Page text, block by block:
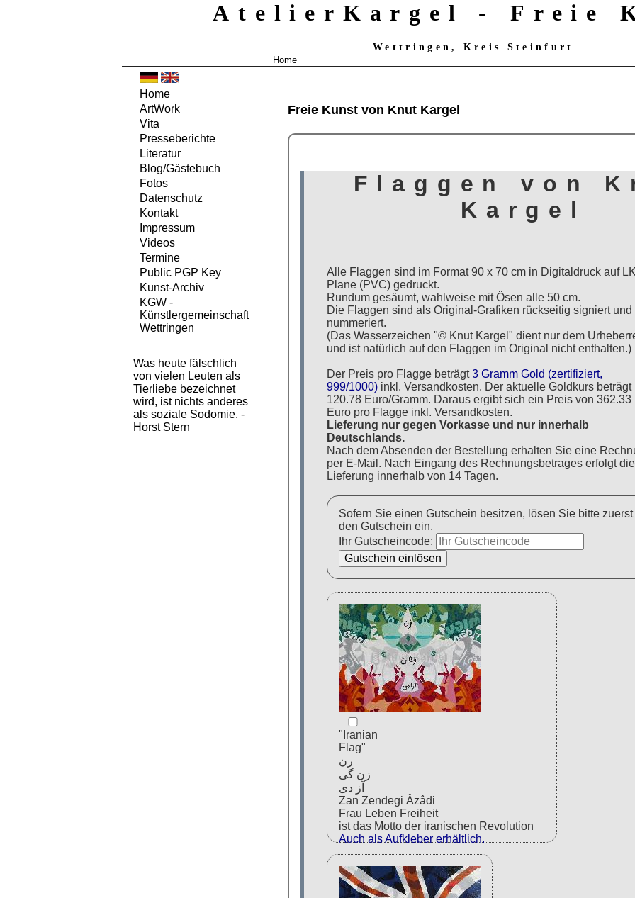
AtelierKargel - Freie
Wettringen, Kreis Steinfurt
Home
Freie Kunst von Knut Kargel
Home
ArtWork
Vita
Presseberichte
Literatur
Blog/Gästebuch
Fotos
Datenschutz
Kontakt
Impressum
Videos
Termine
Public PGP Key
Kunst-Archiv
KGW -
Künstlergemeinschaft
Wettringen
Was heute fälschlich
von vielen Leuten als
Tierliebe bezeichnet
wird, ist nichts anderes
als soziale Sodomie. -
Horst Stern